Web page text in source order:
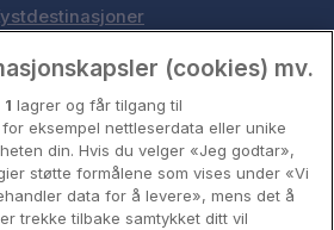
Oslo
Stavanger
Bergen
Utforsk Norden
(cookies) mv.
1 lagrer og får tilgang til
eksempel nettleserdata eller unike
din. Hvis du velger «Jeg godtar»,
støtte formålene som vises under «Vi
data for å levere», mens det å
trekke tilbake samtykket ditt vil